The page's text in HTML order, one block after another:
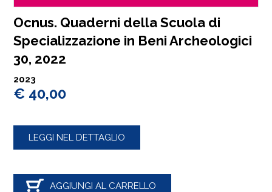
Ocnus. Quaderni della Scuola di
Specializzazione in Beni Archeologici
30, 2022
2023
€ 40,00
LEGGI NEL DETTAGLIO
AGGIUNGI AL CARRELLO